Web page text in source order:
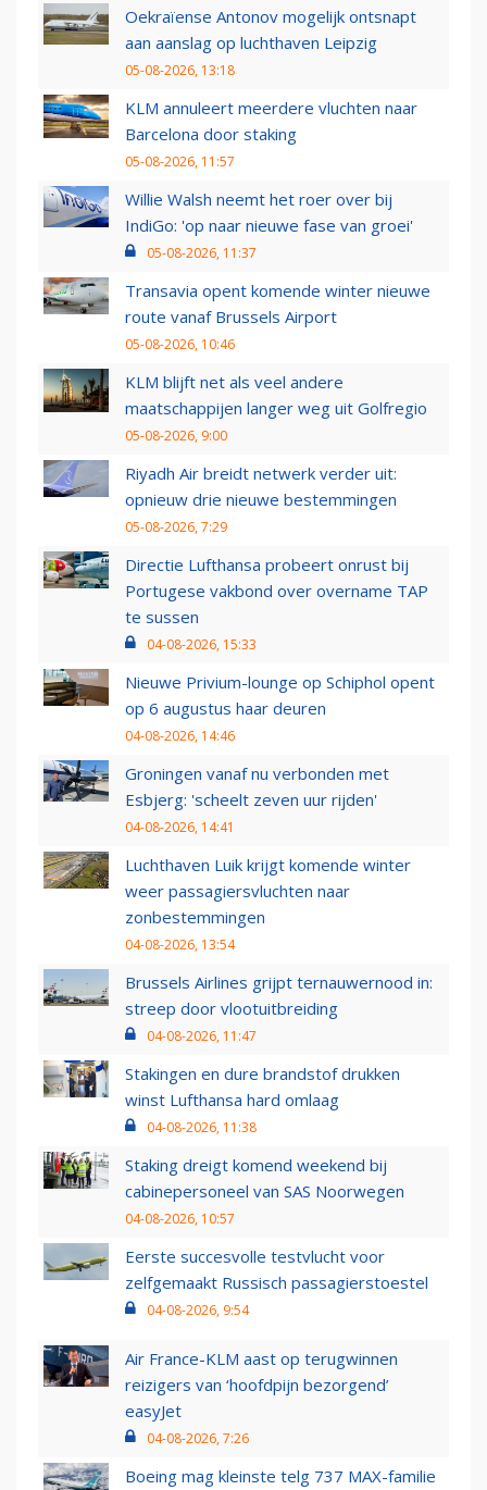
Oekraïense Antonov mogelijk ontsnapt
aan aanslag op luchthaven Leipzig
05-08-2026, 13:18
KLM annuleert meerdere vluchten naar
Barcelona door staking
05-08-2026, 11:57
Willie Walsh neemt het roer over bij
IndiGo: 'op naar nieuwe fase van groei'
05-08-2026, 11:37
Transavia opent komende winter nieuwe
route vanaf Brussels Airport
05-08-2026, 10:46
KLM blijft net als veel andere
maatschappijen langer weg uit Golfregio
05-08-2026, 9:00
Riyadh Air breidt netwerk verder uit:
opnieuw drie nieuwe bestemmingen
05-08-2026, 7:29
Directie Lufthansa probeert onrust bij
Portugese vakbond over overname TAP
te sussen
04-08-2026, 15:33
Nieuwe Privium-lounge op Schiphol opent
op 6 augustus haar deuren
04-08-2026, 14:46
Groningen vanaf nu verbonden met
Esbjerg: 'scheelt zeven uur rijden'
04-08-2026, 14:41
Luchthaven Luik krijgt komende winter
weer passagiersvluchten naar
zonbestemmingen
04-08-2026, 13:54
Brussels Airlines grijpt ternauwernood in:
streep door vlootuitbreiding
04-08-2026, 11:47
Stakingen en dure brandstof drukken
winst Lufthansa hard omlaag
04-08-2026, 11:38
Staking dreigt komend weekend bij
cabinepersoneel van SAS Noorwegen
04-08-2026, 10:57
Eerste succesvolle testvlucht voor
zelfgemaakt Russisch passagierstoestel
04-08-2026, 9:54
Air France-KLM aast op terugwinnen
reizigers van ‘hoofdpijn bezorgend’
easyJet
04-08-2026, 7:26
Boeing mag kleinste telg 737 MAX-familie